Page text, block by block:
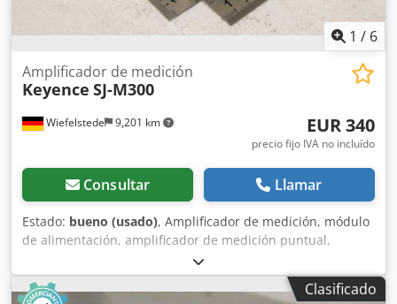
1 / 6
Wiefelstede 9,201 km
Amplificador de medición
Keyence SJ-M300
EUR 340
precio fijo IVA no incluído
Consultar Llamar
Estado: bueno (usado), Amplificador de medición, módulo
de alimentación, amplificador de medición puntual,
estabilizador, eliminador estático, Static Eliminator -
Fabricante: Keyence, Static Eliminator Stabionisator - Tipo:
SJ-M300 - Dimensiones: 130/70/H35 mm - Peso: 0,1 kgClasificado